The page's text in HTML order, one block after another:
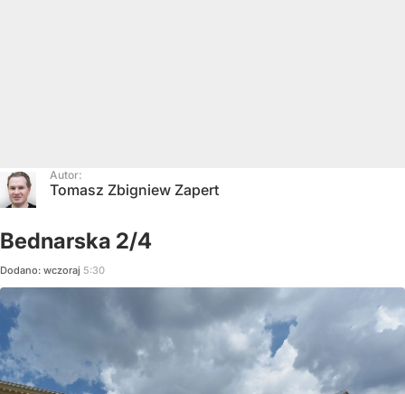
Autor:
Tomasz Zbigniew Zapert
Bednarska 2/4
Dodano: wczoraj 5:30